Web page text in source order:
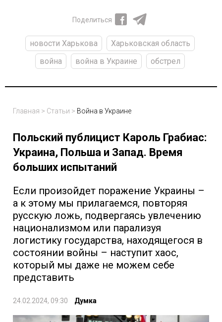
Поделиться
новости Харькова
Харьковская область
война
война в Украине обстрел
Главная > Статьи > Война в Украине
Польский публицист Кароль Грабиас:
Украина, Польша и Запад. Время
больших испытаний
Если произойдет поражение Украины –
а к этому мы прилагаемся, повторяя
русскую ложь, подвергаясь увлечению
национализмом или парализуя
логистику государства, находящегося в
состоянии войны – наступит хаос,
который мы даже не можем себе
представить
24.02.2024, 09:30 Думка